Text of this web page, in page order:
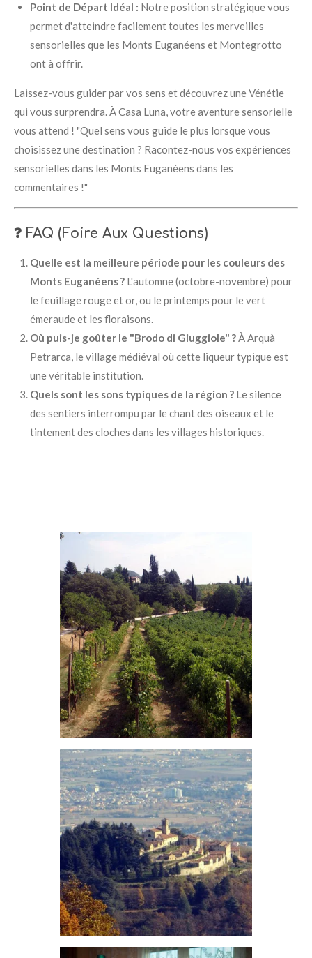
Point de Départ Idéal : Notre position stratégique vous
permet d'atteindre facilement toutes les merveilles
sensorielles que les Monts Euganéens et Montegrotto
ont à offrir.
Laissez-vous guider par vos sens et découvrez une Vénétie
qui vous surprendra. À Casa Luna, votre aventure sensorielle
vous attend ! "Quel sens vous guide le plus lorsque vous
choisissez une destination ? Racontez-nous vos expériences
sensorielles dans les Monts Euganéens dans les
commentaires !"
❓ FAQ (Foire Aux Questions)
Quelle est la meilleure période pour les couleurs des
Monts Euganéens ?L'automne (octobre-novembre) pour
le feuillage rouge et or, ou le printemps pour le vert
émeraude et les floraisons.
Où puis-je goûter le "Brodo di Giuggiole" ?À Arquà
Petrarca, le village médiéval où cette liqueur typique est
une véritable institution.
Quels sont les sons typiques de la région ?Le silence
des sentiers interrompu par le chant des oiseaux et le
tintement des cloches dans les villages historiques.